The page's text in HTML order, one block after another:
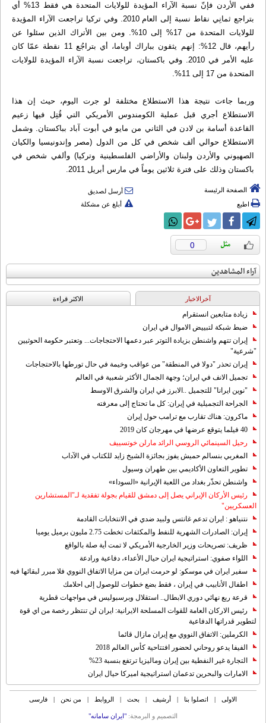
ففي الأردن فإنّ نسبة الآراء المؤيدة للولايات المتحدة هي فقط 13% أي
بتراجع ثمانِي نقاط نسبة إلى العام 2010. وفي تركيا تراجعت الآراء المؤيدة
للولايات المتحدة من 17% إلى 10%. ومن بين الأتراك الذين سئلوا عن
رأيهم، قال 12%: إنهم يثقون بباراك أوباما، أي بتراجُع 11 نقطة عمّا كان
عليه الأمر في 2010. وفي باكستان، تراجعت نسبة الآراء المؤيدة للولايات
المتحدة من 17 إلى 11%.
وربما جاءت نتيجة هذا الاستطلاع مختلفة لو جرت اليوم، حيث إن هذا
الاستطلاع أجري قبل عملية الكومندوس الأمريكي التي قُتِل فيها زعيم
القاعدة أسامة بن لادن في الثاني من مايو في أبوت آباد بباكستان. وشمل
الاستطلاع حوالي ألف شخص في كل من الدول (مصر وإندونيسيا والكيان
الصهيوني والأردن ولبنان والأراضي الفلسطينية وتركيا) وألفي شخص في
باكستان وذلك على فترة ثلاثين يوماً في مارس أبريل 2011.
الصفحة الرئيسة
أرسل لصديق
اطبع
أبلغ عن مشكلة
0
آراء المشاهدين
آخرالاخبار الاکثر قراءة
زيادة متابعين انستقرام
ضبط شبكة لتبييض الاموال في ايران
إيران تتهم واشنطن بزيادة التوتر عبر دعمها الاحتجاجات... وتعتبر حكومة الحوثيين
"شرعية"
إيران تحذر "دولا في المنطقة" من عواقب وخيمة في حال تورطها بالاحتجاجات
تجميل الانف في ايران؛ وجهة الجمال الأكثر شعبية في العالم
"نوين ايرانا" للتجميل ..الابرز في ايران والشرق الاوسط
الجراحة التجميلية في إيران: كل ما تحتاج إلى معرفته
ماكرون: هناك تقارب مع ترامب حول إيران
40 فيلما يتوقع عرضها في مهرجان كان 2019
رحيل السينمائي الروسي الرائد مارلن خوتسييف
المغربي بنسالم حميش يفوز بجائزة الشيخ زايد للكتاب في الآداب
تطوير التعاون الأكاديمي بين طهران وسيول
واشنطن تحذّر بغداد من اللعبة الإيرانية «السوداء»
رئيس الأركان الإيراني يصل إلى دمشق للقيام بجولة تفقدية لـ"المستشارين
العسكريين"
نتنياهو : ايران تدعم غانتس ولبيد ضدي في الانتخابات القادمة
إيران: الصادرات الشهریة للنفط والمكثفات تخطت 2.75 مليون برميل يوميا
ظريف: تصريحات وزير الخارجية الأمريكي لا تمت أية صلة بالواقع
اللواء صفوي: استراتيجية ايران حيال الأعداء، دفاعية ورادعة
سفير ايران في موسكو: لو حرمت ايران من مزايا الاتفاق النووي فلا مبرر لبقائها فيه
اطفال الأنابيب في إيران ، فقط بضع خطوات للوصول إلى احلامك
قرعة ربع نهائي دوري الابطال.. استقلال وبرسبوليس في مواجهات قطرية
رئيس الاركان العامة للقوات المسلحة الايرانية: ايران لن تنتظر رخصة من اي قوة
لتطوير قدراتها الدفاعية
الكرملين: الاتفاق النووي مع إيران مازال قائما
الفيفا يدعو روحاني لحضور افتتاحية كأس العالم 2018
التجارة غیر النفطیة بین إیران ومالیزیا ترتفع بنسبة 23%
الامارات والبحرين تدعمان استراتيجية اميركا حيال ايران
الاولی | اتصلوا بنا | أرشیف | بحث | الروابط | من نحن | فارسی
التصمیم و البرمجة: "ایران سامانه"